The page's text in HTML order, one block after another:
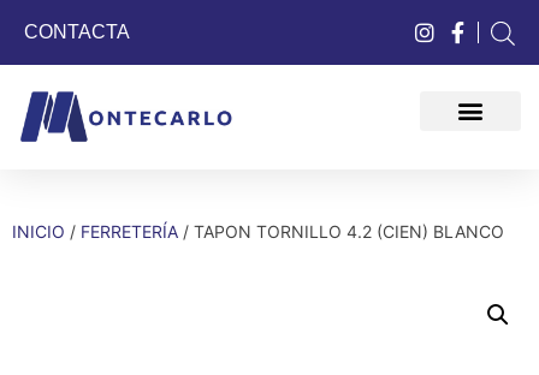
CONTACTA
INICIO / FERRETERÍA / TAPON TORNILLO 4.2 (CIEN) BLANCO